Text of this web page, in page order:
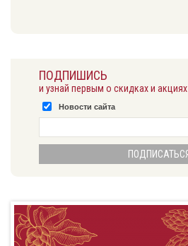
ПОДПИШИСЬ
и узнай первым о скидках и акциях
Новости сайта